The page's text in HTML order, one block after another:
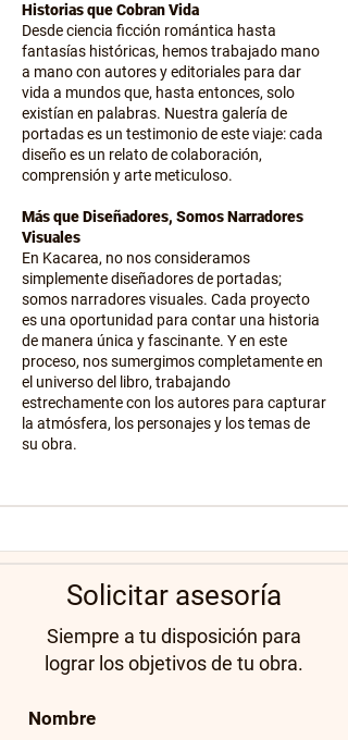
Historias que Cobran Vida
Desde ciencia ficción romántica hasta
fantasías históricas, hemos trabajado mano
a mano con autores y editoriales para dar
vida a mundos que, hasta entonces, solo
existían en palabras. Nuestra galería de
portadas es un testimonio de este viaje: cada
diseño es un relato de colaboración,
comprensión y arte meticuloso.
Más que Diseñadores, Somos Narradores
Visuales
En Kacarea, no nos consideramos
simplemente diseñadores de portadas;
somos narradores visuales. Cada proyecto
es una oportunidad para contar una historia
de manera única y fascinante. Y en este
proceso, nos sumergimos completamente en
el universo del libro, trabajando
estrechamente con los autores para capturar
la atmósfera, los personajes y los temas de
su obra.
Solicitar asesoría
Siempre a tu disposición para
lograr los objetivos de tu obra.
Nombre